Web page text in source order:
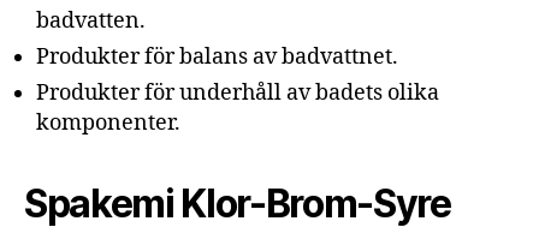
badvatten.
Produkter för balans av badvattnet.
Produkter för underhåll av badets olika
komponenter.
Spakemi Klor-Brom-Syre